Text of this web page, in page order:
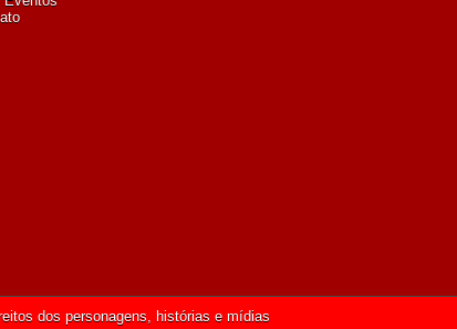
dos personagens, histórias e mídias